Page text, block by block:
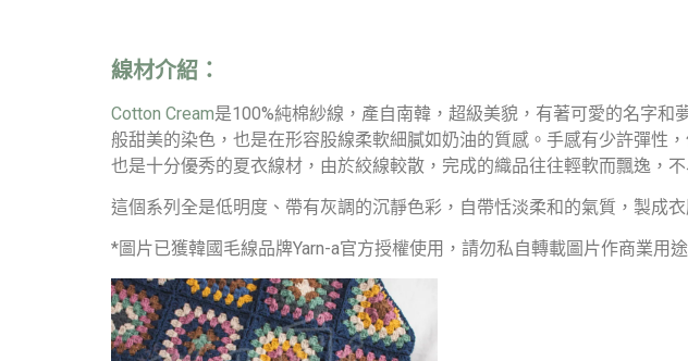
線材介紹：
Cotton Cream是100%純棉紗線，產自南韓，超級美貌，有著可愛的名字
般甜美的染色，也是在形容股線柔軟細膩如奶油的質感。手感有少許彈性
也是十分優秀的夏衣線材，由於絞線較散，完成的織品往往輕軟而飄逸，
這個系列全是低明度、帶有灰調的沉靜色彩，自帶恬淡柔和的氣質，製成
*圖片已獲韓國毛線品牌Yarn-a官方授權使用，請勿私自轉載圖片作商業用途